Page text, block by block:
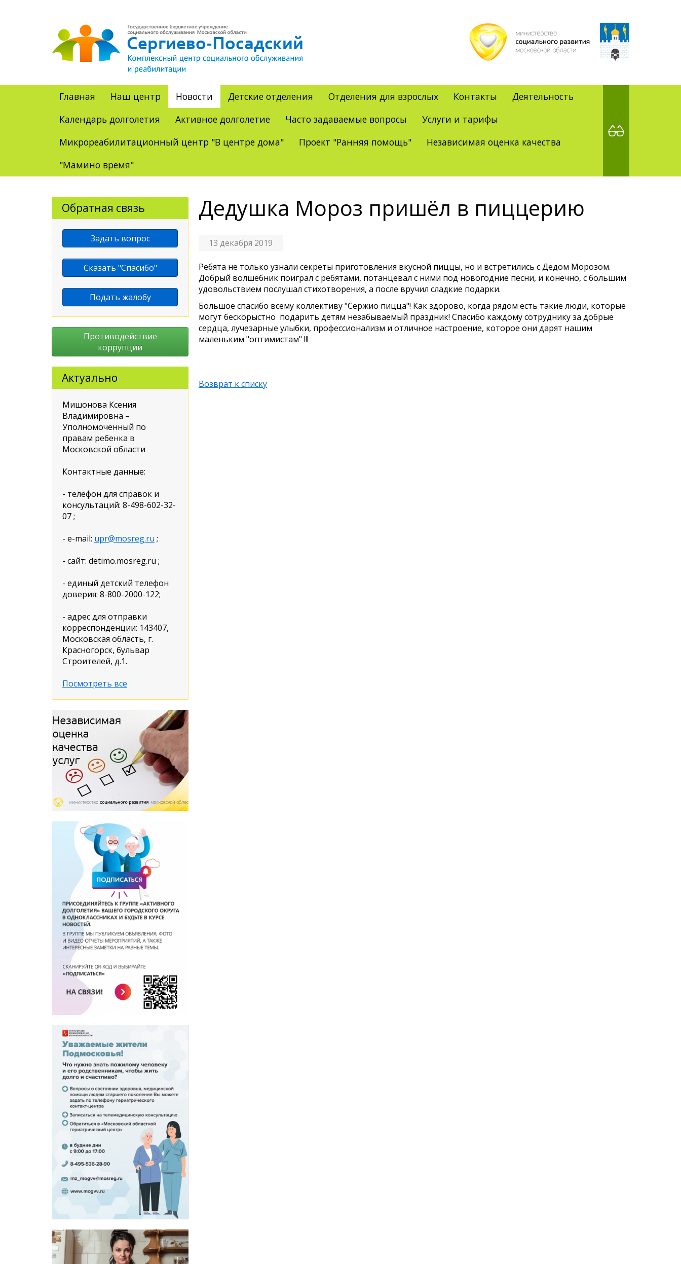
Главная Наш центр Новости Детские отделения Отделения для взрослых Контакты
Деятельность
Календарь долголетия
Активное долголетие Часто задаваемые вопросы
Услуги и тарифы
Микрореабилитационный центр "В центре дома"
Проект "Ранняя помощь"
Независимая оценка качества
"Мамино время"
Дедушка Мороз пришёл в пиццерию
13 декабря 2019
Ребята не только узнали секреты приготовления вкусной пиццы, но и встретились с Дедом Морозом.
Добрый волшебник поиграл с ребятами, потанцевал с ними под новогодние песни, и конечно, с большим
удовольствием послушал стихотворения, а после вручил сладкие подарки.
Большое спасибо всему коллективу "Сержио пицца"! Как здорово, когда рядом есть такие люди, которые
могут бескорыстно подарить детям незабываемый праздник! Спасибо каждому сотруднику за добрые
сердца, лучезарные улыбки, профессионализм и отличное настроение, которое они дарят нашим
маленьким "оптимистам" !!!
Возврат к списку
Обратная связь
Задать вопрос
Сказать "Спасибо"
Подать жалобу
Противодействие
коррупции
Актуально
Мишонова Ксения
Владимировна –
Уполномоченный по
правам ребенка в
Московской области
Контактные данные:
- телефон для справок и
консультаций: 8-498-602-32-
07 ;
- e-mail: upr@mosreg.ru ;
- сайт: detimo.mosreg.ru ;
- единый детский телефон
доверия: 8-800-2000-122;
- адрес для отправки
корреспонденции: 143407,
Московская область, г.
Красногорск, бульвар
Строителей, д.1.
Посмотреть все